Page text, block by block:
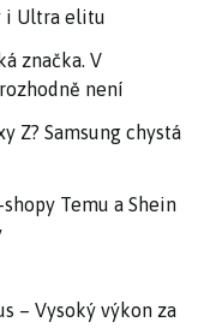
i Ultra elitu
značka. V
není
Z? Samsung chystá
Temu a Shein
– Vysoký výkon za